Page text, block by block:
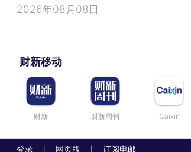
2026年08月08日
财新移动
财新 财新周刊 Caixin
登录 网页版 订阅电邮